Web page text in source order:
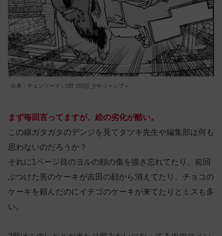
出典：チェンソーマン2部 192話 少年ジャンプ＋
まず毎回言ってますが、絵の劣化が酷い。
この線ガタガタのデンジを見てタツキ先生や編集部は何も
思わないのだろうか？
それに1ページ目のヨルの顔の傷を描き忘れてたり、前回
ぶつけた筈のケーキが吉田の顔から消えてたり、チョコの
ケーキを頼んだのにイチゴのケーキが来てたりとミスも多
い。